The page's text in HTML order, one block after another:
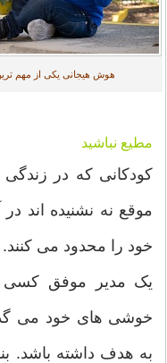
هوش هیجانی یکی از مهم
مطیع نباشید
کودکانی که در زندگی
موقع نه نشنیده اند
خود را محدود می کنند.
یک مدیر موفق
خوشی های خود می
به هدف داشته باشد.